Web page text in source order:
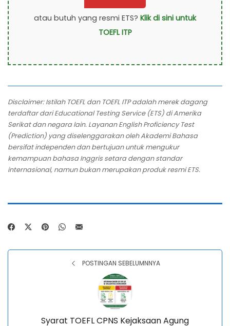
atau butuh yang resmi ETS? Klik di sini untuk
TOEFL ITP
Disclaimer: Istilah TOEFL dan TOEFL ITP adalah merek dagang
terdaftar dari Educational Testing Service (ETS) di Amerika
Serikat dan negara lain. Layanan English Proficiency Test
(Prediction) yang diselenggarakan oleh Akademi Bahasa
bersifat independen dan bertujuan untuk mengukur
kemampuan bahasa Inggris setara dengan standar
internasional, namun bukan merupakan produk resmi ETS.
POSTINGAN SEBELUMNNYA
Syarat TOEFL CPNS Kejaksaan Agung